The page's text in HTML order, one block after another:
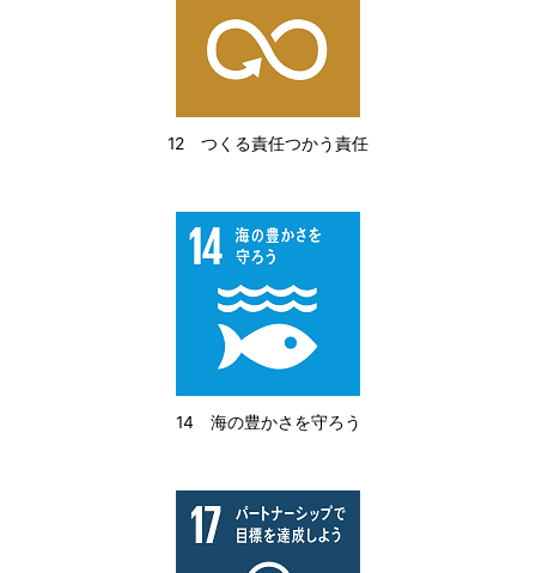
12 つくる責任つかう責任
14 海の豊かさを守ろう